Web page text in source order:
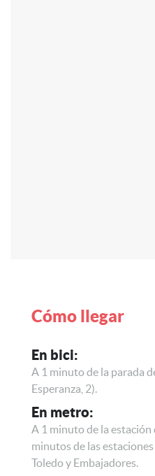
Cómo llegar
En bici:
A 1 minuto de la parada
Esperanza, 2).
En metro:
A 1 minuto de la estación
minutos de las
Toledo y Embajadores.